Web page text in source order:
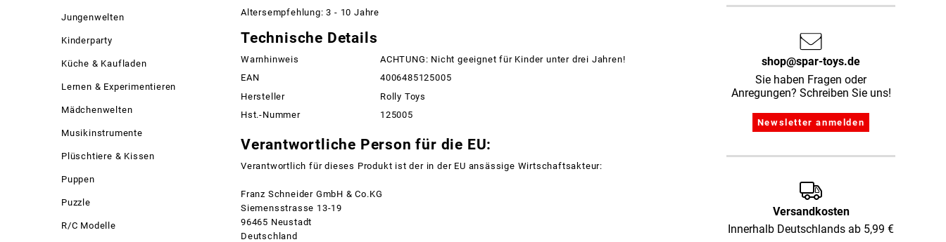
Jungenwelten
Kinderparty
Küche & Kaufladen
Lernen & Experimentieren
Mädchenwelten
Musikinstrumente
Plüschtiere & Kissen
Puppen
Puzzle
R/C Modelle
Altersempfehlung: 3 - 10 Jahre
Technische Details
Warnhinweis
ACHTUNG: Nicht geeignet für Kinder unter drei Jahren!
EAN
4006485125005
Hersteller
Rolly Toys
Hst.-Nummer
125005
Verantwortliche Person für die EU:
Verantwortlich für dieses Produkt ist der in der EU ansässige Wirtschaftsakteur:
Franz Schneider GmbH & Co.KG
Siemensstrasse 13-19
96465 Neustadt
Deutschland
shop@spar-toys.de
Sie haben Fragen oder
Anregungen? Schreiben Sie uns!
Versandkosten
Innerhalb Deutschlands ab 5,99 €